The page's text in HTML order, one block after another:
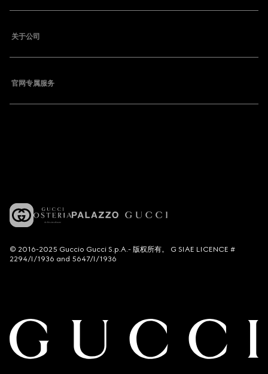
关于公司
官网专属服务
© 2016-2025 Guccio Gucci S.p.A.- 版权所有。 G SIAE LICENCE #
2294/I/1936 and 5647/I/1936